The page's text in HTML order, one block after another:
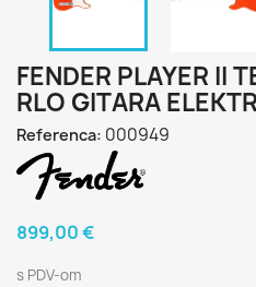
FENDER PLAYER II
RLO GITARA
Referenca: 000949
899,00 €
s PDV-om